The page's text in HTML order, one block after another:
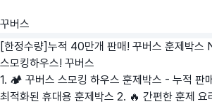
꾸버스
[한정수량]누적 40만개 판매! 꾸버스 훈제박스
스모킹하우스! 꾸버스
1. 🏕️ 꾸버스 스모킹 하우스 훈제박스 - 누적 판
최적화된 휴대용 훈제박스 2. 🔥 간편한 훈제 요